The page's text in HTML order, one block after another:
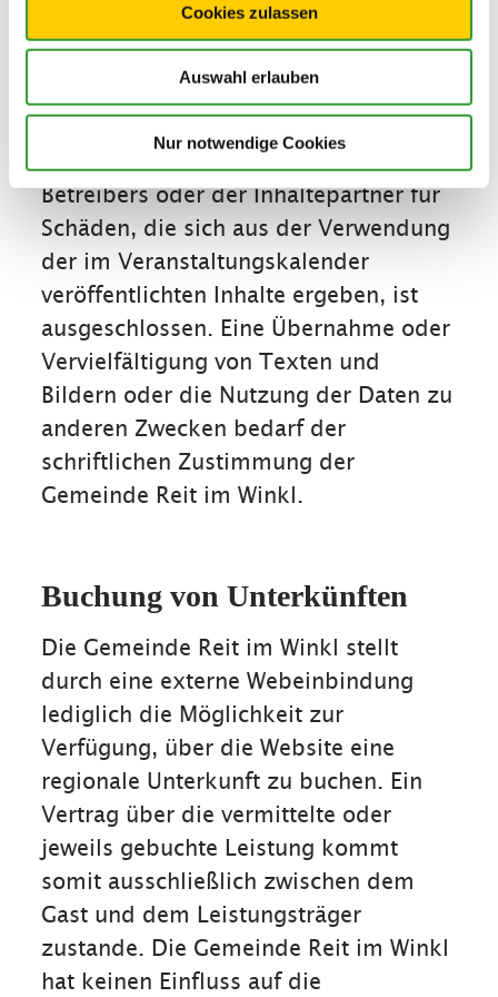
Cookies zulassen
Auswahl erlauben
Nur notwendige Cookies
hin, dass es zu kurzfristigen
Programmänderungen kommen kann.
bestätigen. Eine Haftung des
Betreibers oder der Inhaltepartner für
Schäden, die sich aus der Verwendung
der im Veranstaltungskalender
veröffentlichten Inhalte ergeben, ist
ausgeschlossen. Eine Übernahme oder
Vervielfältigung von Texten und
Bildern oder die Nutzung der Daten zu
anderen Zwecken bedarf der
schriftlichen Zustimmung der
Gemeinde Reit im Winkl.
Buchung von Unterkünften
Die Gemeinde Reit im Winkl stellt
durch eine externe Webeinbindung
lediglich die Möglichkeit zur
Verfügung, über die Website eine
regionale Unterkunft zu buchen. Ein
Vertrag über die vermittelte oder
jeweils gebuchte Leistung kommt
somit ausschließlich zwischen dem
Gast und dem Leistungsträger
zustande. Die Gemeinde Reit im Winkl
hat keinen Einfluss auf die